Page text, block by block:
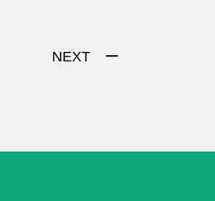
NEXT ー